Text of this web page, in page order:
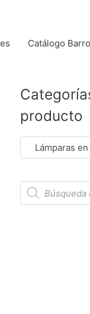
Catálogo
producto
Lámparas en Barro Negro (Dar
B
s